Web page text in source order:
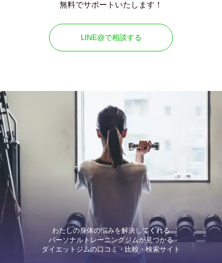
無料でサポートいたします！
LINE@で相談する
わたしの身体の悩みを解決してくれる
パーソナルトレーニングジムが見つかる
ダイエットジムの口コミ・比較・検索サイト